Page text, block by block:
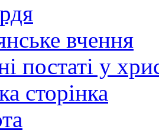
вчення
постаті у
сторінка